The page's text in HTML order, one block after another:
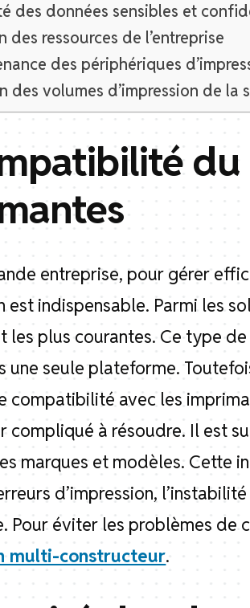
des données sensibles et
des ressources de l’entreprise
des périphériques
des volumes d’impression de la
du
entreprise, pour gérer
est indispensable. Parmi les
les plus courantes. Ce type
une seule plateforme.
compatibilité avec les
compliqué à résoudre. Il est
marques et modèles. Cette
d’impression,
Pour éviter les problèmes
multi-constructeur.